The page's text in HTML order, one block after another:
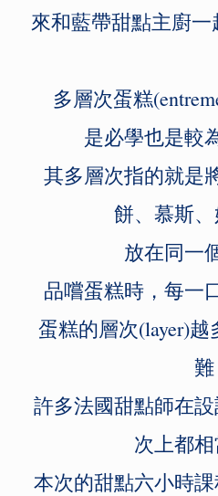
來和藍帶甜點主廚
多層次蛋糕
是必學也是較
其多層次指的就是
餅、慕斯
放在同一
品嚐蛋糕時，每一
蛋糕的層次(layer)
難
許多法國甜點師在
次上都
本次的甜點六小時